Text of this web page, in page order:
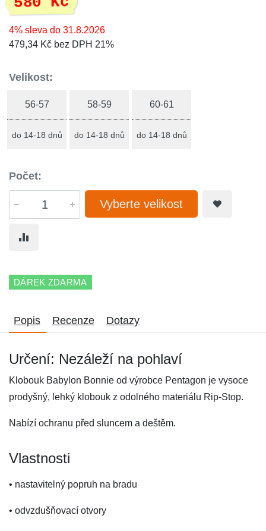
4% sleva do 31.8.2026
479,34 Kč bez DPH 21%
Velikost:
56-57
do 14-18 dnů
58-59
do 14-18 dnů
60-61
do 14-18 dnů
Počet:
Vyberte velikost
DÁREK ZDARMA
Popis Recenze Dotazy
Určení: Nezáleží na pohlaví
Klobouk Babylon Bonnie od výrobce Pentagon je vysoce
prodyšný, lehký klobouk z odolného materiálu Rip-Stop.
Nabízí ochranu před sluncem a deštěm.
Vlastnosti
• nastavitelný popruh na bradu
• odvzdušňovací otvory